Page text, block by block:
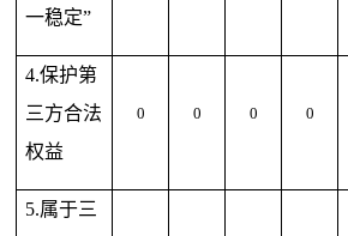
一稳定”
4.保护第
三方合法
权益
0 0 0 0
5.属于三